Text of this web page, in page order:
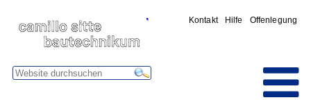
Kontakt Hilfe Offenlegung